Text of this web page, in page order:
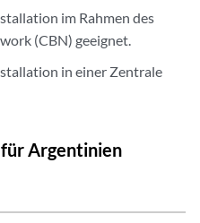
im Rahmen des
(CBN) geeignet.
in einer Zentrale
Argentinien